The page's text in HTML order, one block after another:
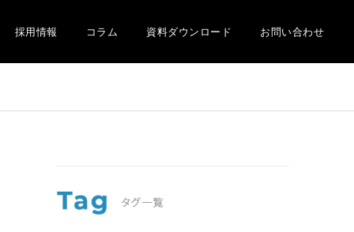
採用情報 コラム 資料ダウンロード お問い合わせ